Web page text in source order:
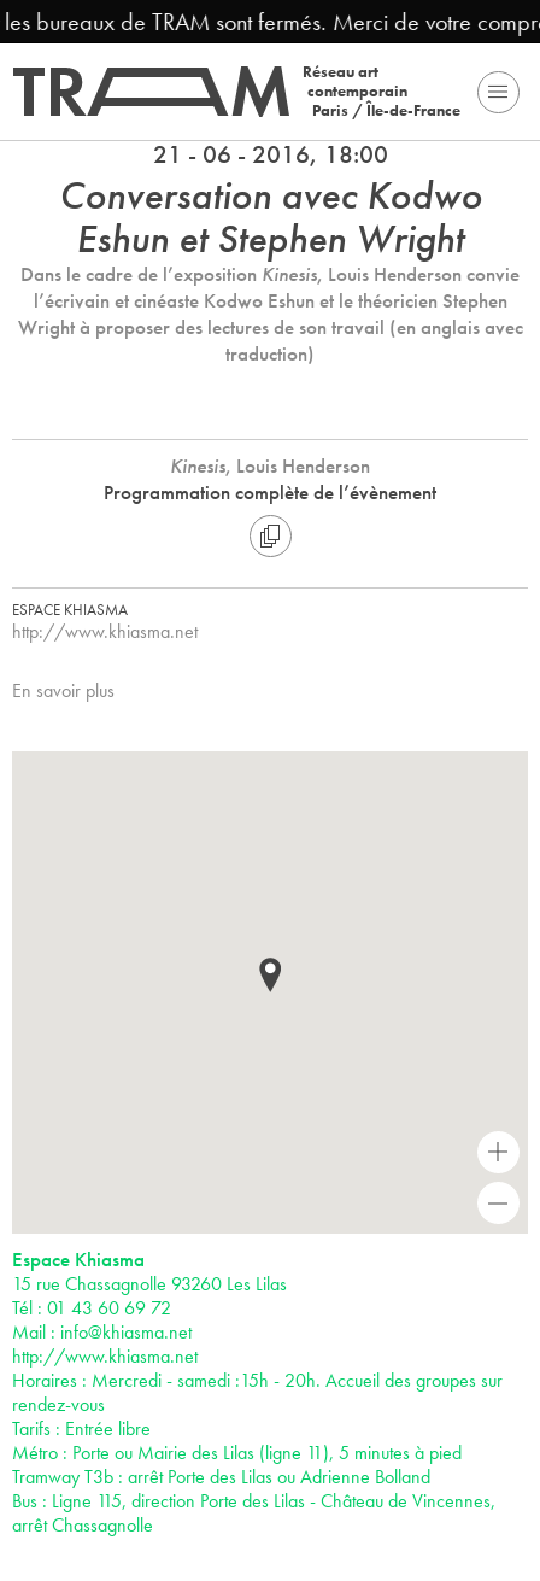
de TRAM sont fermés. Merci de votre
Réseau art
contemporain
Paris / Île-de-France
21 - 06 - 2016, 18:00
Conversation avec Kodwo
Eshun et Stephen Wright
Dans le cadre de l’exposition Kinesis, Louis Henderson convie
l’écrivain et cinéaste Kodwo Eshun et le théoricien Stephen
Wright à proposer des lectures de son travail (en anglais avec
traduction)
Kinesis, Louis Henderson
Programmation complète de l’évènement
ESPACE KHIASMA
http://www.khiasma.net
En savoir plus
-
Espace Khiasma
15 rue Chassagnolle 93260 Les Lilas
Tél : 01 43 60 69 72
Mail : info@khiasma.net
http://www.khiasma.net
Horaires : Mercredi - samedi :15h - 20h. Accueil des groupes sur
rendez-vous
Tarifs : Entrée libre
Métro : Porte ou Mairie des Lilas (ligne 11), 5 minutes à pied
Tramway T3b : arrêt Porte des Lilas ou Adrienne Bolland
Bus : Ligne 115, direction Porte des Lilas - Château de Vincennes,
arrêt Chassagnolle